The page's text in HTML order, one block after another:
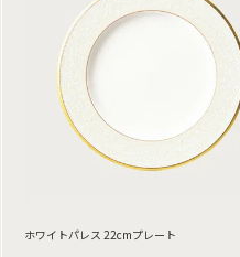
ホワイトパレス 22cmプレート